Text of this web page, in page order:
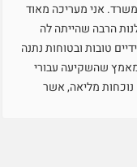
אני מעריכה מאוד
הרבה שהייתה לה
טובות ובטוחות נתנה
שהשקיעה עבורי
נוכחות מליאה, אשר
ומאוד